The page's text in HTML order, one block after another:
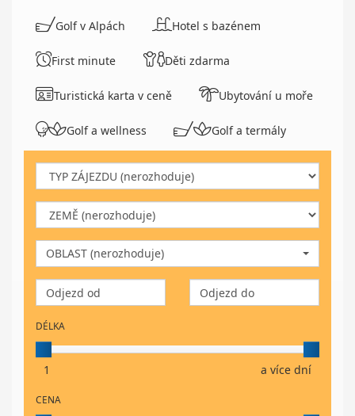
Golf v Alpách Hotel s bazénem
First minute Děti zdarma
Turistická karta v ceně Ubytování u moře
Golf a wellness Golf a termály
OBLAST (nerozhoduje)
DÉLKA
1 a více dní
CENA